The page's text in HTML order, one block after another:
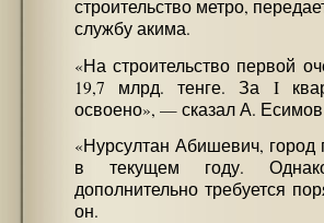
строительство метро,
службу акима.
«На строительство первой
19,7 млрд. тенге. За I
освоено», — сказал А.
«Нурсултан Абишевич, город
в текущем году.
дополнительно требуется
он.